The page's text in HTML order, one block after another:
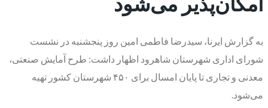
به گزارش ایرنا، سیدرضا فاطمی امین روز پنجشنبه در نشست
شورای اداری شهرستان شاهرود اظهار داشت: طرح آمایش صنعتی،
معدنی و تجاری تا پایان امسال برای ۴۵۰ شهرستان کشور تهیه
می‌شود.